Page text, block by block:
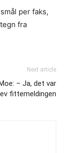
per faks,
fra
Next article
– Ja, det var
fittemeldingen